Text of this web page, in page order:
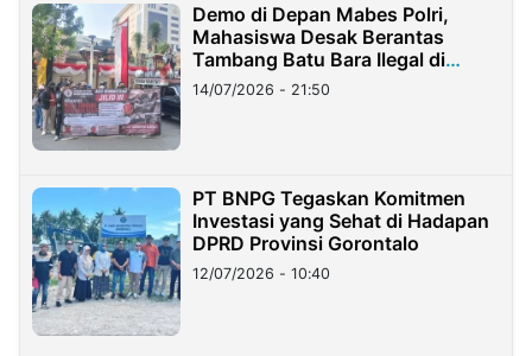
Demo di Depan Mabes Polri,
Mahasiswa Desak Berantas
Tambang Batu Bara Ilegal di
Lampung
14/07/2026 - 21:50
PT BNPG Tegaskan Komitmen
Investasi yang Sehat di Hadapan
DPRD Provinsi Gorontalo
12/07/2026 - 10:40